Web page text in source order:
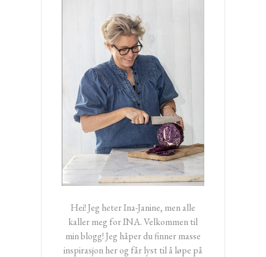
Hei! Jeg heter Ina-Janine, men alle
kaller meg for INA. Velkommen til
min blogg! Jeg håper du finner masse
inspirasjon her og får lyst til å løpe på